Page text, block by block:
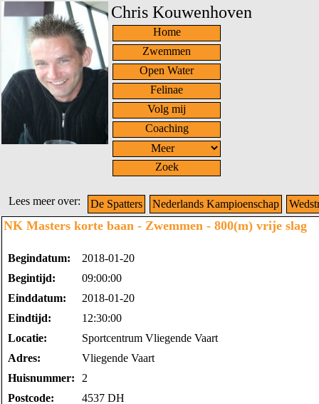
Chris Kouwenhoven
Home
Zwemmen
Open Water
Felinae
Volg mij
Coaching
Zoek
Lees meer over: De Spatters Nederlands Kampioenschap
NK Masters korte baan - Zwemmen - 800(m) vrije slag
Begindatum:
2018-01-20
Begintijd:
09:00:00
Einddatum:
2018-01-20
Eindtijd:
12:30:00
Locatie:
Sportcentrum Vliegende Vaart
Adres:
Vliegende Vaart
Huisnummer:
2
Postcode:
4537 DH